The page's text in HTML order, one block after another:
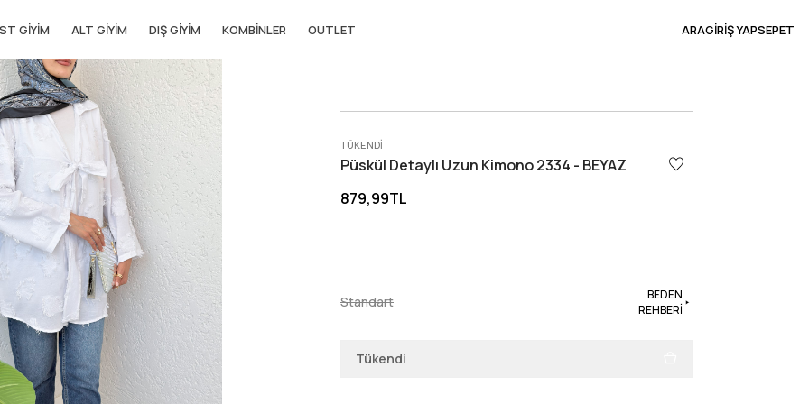
GIYIM ALT GIYIM DIŞ GIYIM KOMBINLER OUTLET ARAGİRİŞ YAPSEPET
TÜKENDI
Püskül Detaylı Uzun Kimono 2334 - BEYAZ
879,99TL
Standart
BEDEN
REHBERİ
Tükendi